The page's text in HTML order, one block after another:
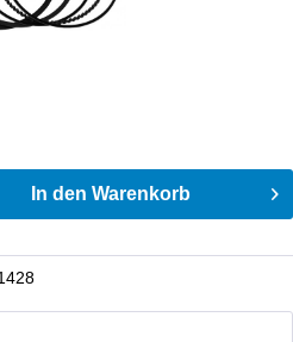
In den Warenkorb